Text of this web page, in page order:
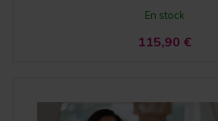
En stock
115,90 €